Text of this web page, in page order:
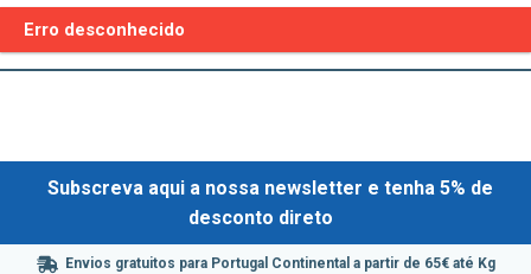
Subscreva aqui a nossa newsletter e tenha 5% de
desconto direto
Envios gratuitos para Portugal Continental a partir de 65€ até Kg
Erro desconhecido